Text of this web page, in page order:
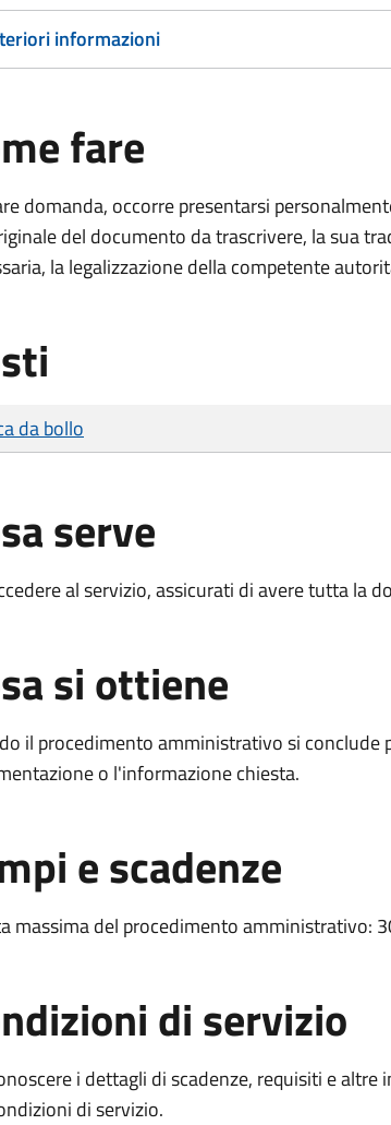
informazioni
fare
domanda, occorre presentarsi
del documento da trascrivere, la sua
la legalizzazione della competente
pagamento
da bollo
serve
al servizio, assicurati di avere tutta la
si ottiene
il procedimento amministrativo si conclude
o l'informazione chiesta.
e scadenze
massima del procedimento amministrativo:
di servizio
i dettagli di scadenze, requisiti e
di servizio.